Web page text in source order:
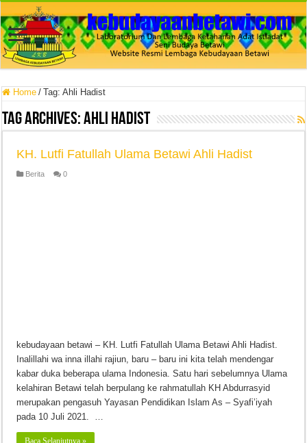
Home / Tag:Ahli Hadist
Tag Archives:Ahli Hadist
KH. Lutfi Fatullah Ulama Betawi Ahli Hadist
Berita 0
kebudayaan betawi – KH. Lutfi Fatullah Ulama Betawi Ahli Hadist.
Inalillahi wa inna illahi rajiun, baru – baru ini kita telah mendengar
kabar duka beberapa ulama Indonesia. Satu hari sebelumnya Ulama
kelahiran Betawi telah berpulang ke rahmatullah KH Abdurrasyid
merupakan pengasuh Yayasan Pendidikan Islam As – Syafi’iyah
pada 10 Juli 2021. …
Baca Selanjutnya »